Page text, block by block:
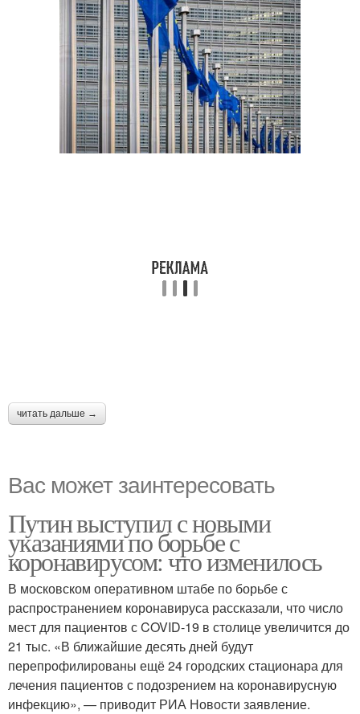
читать дальше →
Вас может заинтересовать
Путин выступил с новыми
указаниями по борьбе с
коронавирусом: что изменилось
В московском оперативном штабе по борьбе с
распространением коронавируса рассказали, что число
мест для пациентов с COVID-19 в столице увеличится до
21 тыс. «В ближайшие десять дней будут
перепрофилированы ещё 24 городских стационара для
лечения пациентов с подозрением на коронавирусную
инфекцию», — приводит РИА Новости заявление.